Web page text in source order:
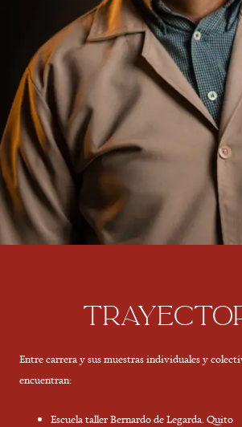
Entre carrera y sus muestras individuales y
encuentran:
Escuela taller Bernardo de Legarda. Quito